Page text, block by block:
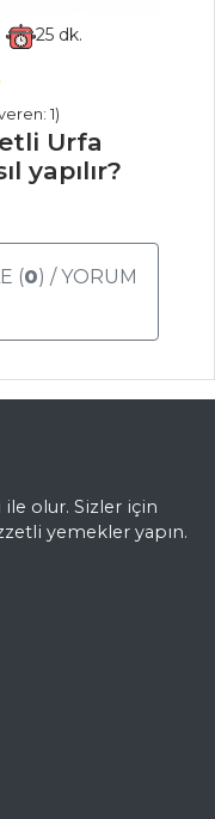
25 dk.
1)
Urfa
yapılır?
(0) / YORUM
olur. Sizler için
yemekler yapın.